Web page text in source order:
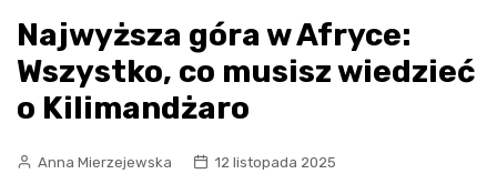
Najwyższa góra w Afryce:
Wszystko, co musisz wiedzieć
o Kilimandżaro
Anna Mierzejewska
12 listopada 2025